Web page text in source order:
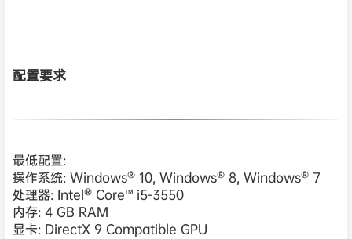
配置要求
最低配置:
操作系统: Windows® 10, Windows® 8, Windows® 7
处理器: Intel® Core™ i5-3550
内存: 4 GB RAM
显卡: DirectX 9 Compatible GPU